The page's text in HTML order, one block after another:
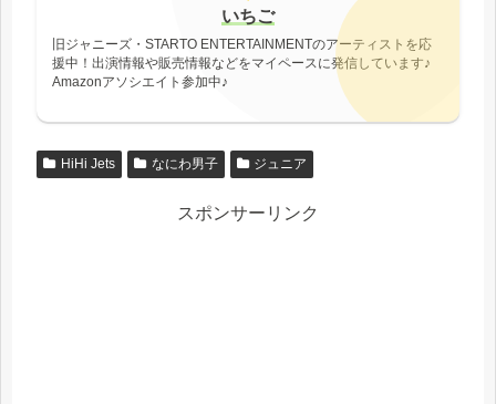
いちご
旧ジャニーズ・STARTO ENTERTAINMENTのアーティストを応
援中！出演情報や販売情報などをマイペースに発信しています♪
Amazonアソシエイト参加中♪
HiHi Jets なにわ男子 ジュニア
スポンサーリンク